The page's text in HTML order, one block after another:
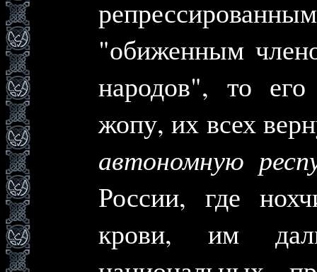
"обиженным
народов", то
жопу, их всех
автономную
России, где
крови, им